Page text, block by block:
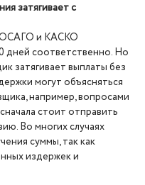
затягивает с
ОСАГО и КАСКО
дней соответственно. Но
затягивает выплаты без
могут объясняться
например, вопросами
стоит отправить
Во многих случаях
суммы, так как
издержек и